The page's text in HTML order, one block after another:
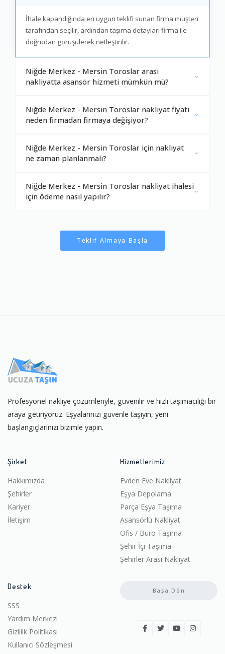
İhale kapandığında en uygun teklifi sunan firma müşteri
tarafından seçilir, ardından taşıma detayları firma ile
doğrudan görüşülerek netleştirilir.
Niğde Merkez - Mersin Toroslar arası
nakliyatta asansör hizmeti mümkün mü?
Niğde Merkez - Mersin Toroslar nakliyat fiyatı
neden firmadan firmaya değişiyor?
Niğde Merkez - Mersin Toroslar için nakliyat
ne zaman planlanmalı?
Niğde Merkez - Mersin Toroslar nakliyat ihalesi
için ödeme nasıl yapılır?
Teklif Almaya Başla
Profesyonel nakliye çözümleriyle, güvenilir ve hızlı taşımacılığı bir
araya getiriyoruz. Eşyalarınızı güvenle taşıyın, yeni
başlangıçlarınızı bizimle yapın.
Şirket
Hakkımızda
Şehirler
Kariyer
İletişim
Hizmetlerimiz
Evden Eve Nakliyat
Eşya Depolama
Parça Eşya Taşıma
Asansörlü Nakliyat
Ofis / Büro Taşıma
Şehir İçi Taşıma
Şehirler Arası Nakliyat
Destek
SSS
Yardım Merkezi
Gizlilik Politikası
Kullanıcı Sözleşmesi
Başa Dön